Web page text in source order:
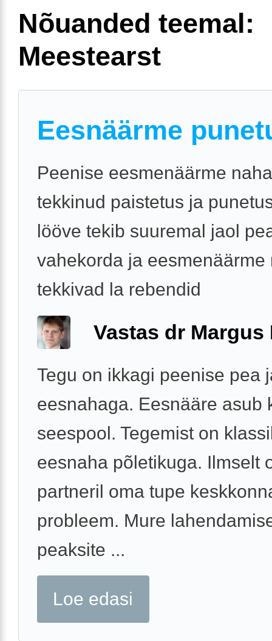
Nõuanded teemal:
Meestearst
Eesnäärme
Peenise eesmenäärme
tekkinud paistetus ja
lööve tekib suuremal jaol
vahekorda ja eesmenäärme
tekkivad la rebendid
Vastas dr Margus
Tegu on ikkagi peenise pea
eesnahaga. Eesnääre asub
seespool. Tegemist on
eesnaha põletikuga. Ilmselt
partneril oma tupe
probleem. Mure
peaksite ...
Loe edasi